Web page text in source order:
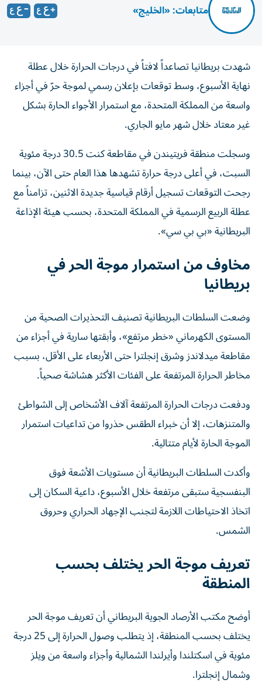
متابعات: «الخليج»
شهدت بريطانيا تصاعداً لافتاً في درجات الحرارة خلال عطلة
نهاية الأسبوع، وسط توقعات بإعلان رسمي لموجة حرّ في أجزاء
واسعة من المملكة المتحدة، مع استمرار الأجواء الحارة بشكل
غير معتاد خلال شهر مايو الجاري.
وسجلت منطقة فريتيندن في مقاطعة كنت 30.5 درجة مئوية
السبت، في أعلى درجة حرارة تشهدها هذا العام حتى الآن، بينما
رجحت التوقعات تسجيل أرقام قياسية جديدة الاثنين، تزامناً مع
عطلة الربيع الرسمية في المملكة المتحدة، بحسب هيئة الإذاعة
البريطانية «بي بي سي».
مخاوف من استمرار موجة الحر في
بريطانيا
وضعت السلطات البريطانية تصنيف التحذيرات الصحية من
المستوى الكهرماني «خطر مرتفع»، وأبقتها سارية في أجزاء من
مقاطعة ميدلاندز وشرق إنجلترا حتى الأربعاء على الأقل، بسبب
مخاطر الحرارة المرتفعة على الفئات الأكثر هشاشة صحياً.
ودفعت درجات الحرارة المرتفعة آلاف الأشخاص إلى الشواطئ
والمتنزهات، إلا أن خبراء الطقس حذروا من تداعيات استمرار
الموجة الحارة لأيام متتالية.
وأكدت السلطات البريطانية أن مستويات الأشعة فوق
البنفسجية ستبقى مرتفعة خلال الأسبوع، داعية السكان إلى
اتخاذ الاحتياطات اللازمة لتجنب الإجهاد الحراري وحروق
الشمس.
تعريف موجة الحر يختلف بحسب
المنطقة
أوضح مكتب الأرصاد الجوية البريطاني أن تعريف موجة الحر
يختلف بحسب المنطقة، إذ يتطلب وصول الحرارة إلى 25 درجة
مئوية في اسكتلندا وأيرلندا الشمالية وأجزاء واسعة من ويلز
وشمال إنجلترا.